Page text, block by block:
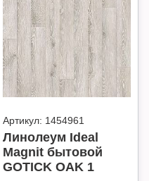
Артикул: 1454961
Линолеум Ideal
Magnit бытовой
GOTICK OAK 1